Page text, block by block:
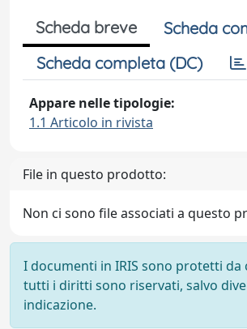
Scheda breve
Scheda
Scheda completa (DC)
Appare nelle tipologie:
1.1 Articolo in rivista
File in questo prodotto:
Non ci sono file associati a questo
I documenti in IRIS sono protetti da
tutti i diritti sono riservati, salvo
indicazione.